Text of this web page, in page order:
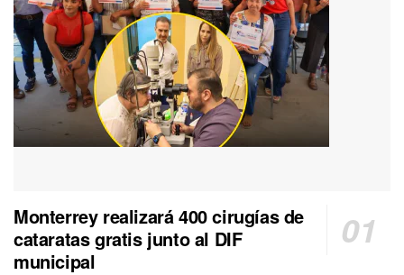
Monterrey realizará 400 cirugías de
cataratas gratis junto al DIF
municipal